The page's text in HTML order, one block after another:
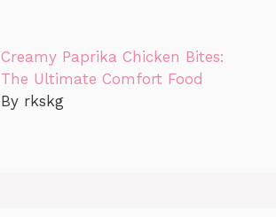
Creamy Paprika Chicken Bites:
The Ultimate Comfort Food
By rkskg